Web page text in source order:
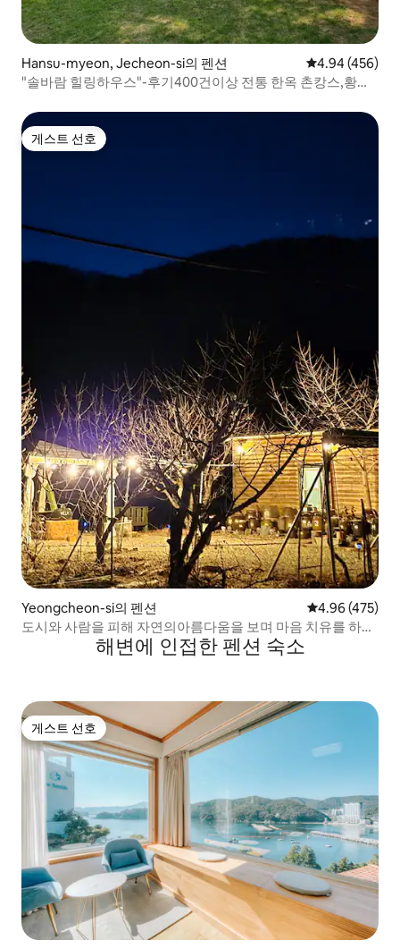
Hansu-myeon, Jecheon-si의 펜션 평점 4.94점(5
4.94 (456)
"솔바람 힐링하우스"-후기400건이상 전통 한옥 촌캉스,황토
게스트 선호
게스트 선호
Yeongcheon-si의 펜션 평점 4.96점(5
4.96 (475)
도시와 사람을 피해 자연의아름다움을 보며 마음 치유를 하
는" 소일뜨락 "입니다.해변에 인접한 펜션 숙소
게스트 선호
게스트 선호